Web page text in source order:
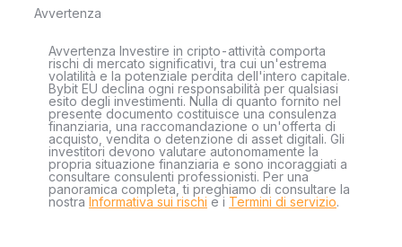
Avvertenza
Avvertenza Investire in cripto-attività comporta
rischi di mercato significativi, tra cui un'estrema
volatilità e la potenziale perdita dell'intero capitale.
Bybit EU declina ogni responsabilità per qualsiasi
esito degli investimenti. Nulla di quanto fornito nel
presente documento costituisce una consulenza
finanziaria, una raccomandazione o un'offerta di
acquisto, vendita o detenzione di asset digitali. Gli
investitori devono valutare autonomamente la
propria situazione finanziaria e sono incoraggiati a
consultare consulenti professionisti. Per una
panoramica completa, ti preghiamo di consultare la
nostra Informativa sui rischi e i Termini di servizio.